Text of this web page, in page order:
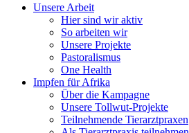
Unsere Arbeit
Hier sind wir aktiv
So arbeiten wir
Unsere Projekte
Pastoralismus
One Health
Impfen für Afrika
Über die Kampagne
Unsere Tollwut-Projekte
Teilnehmende Tierarztpraxen